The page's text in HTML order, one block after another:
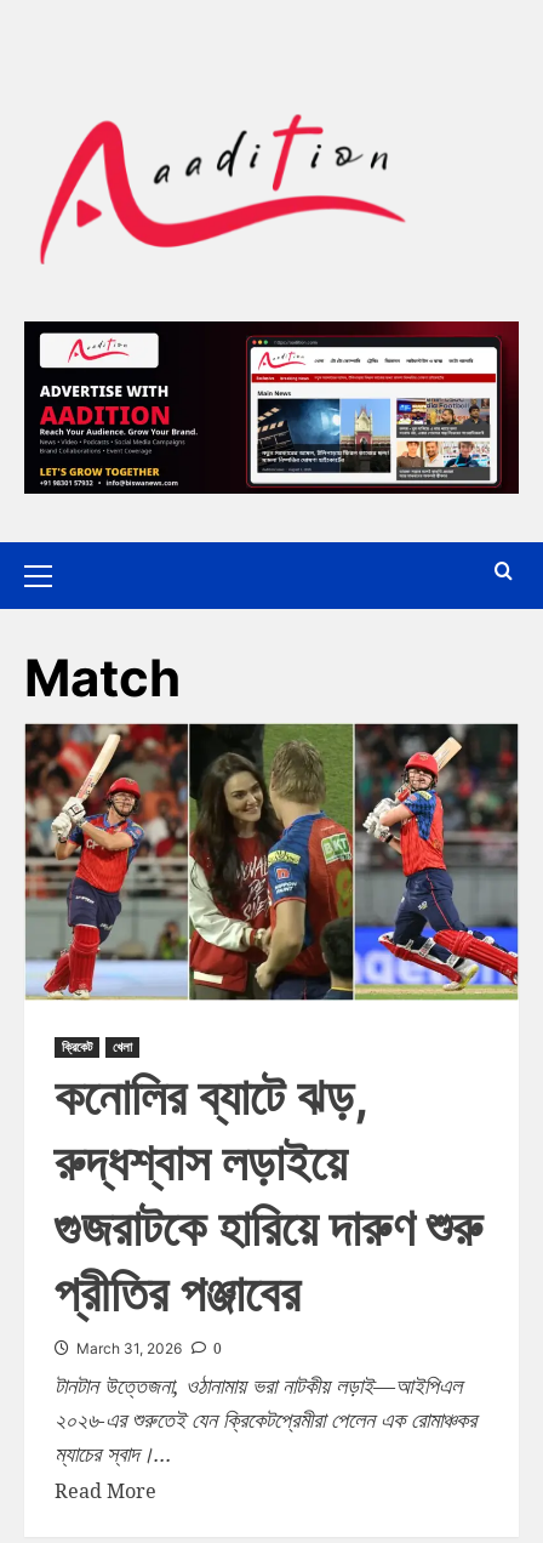
Match
ক্রিকেট খেলা
কনোলির ব্যাটে ঝড়,
রুদ্ধশ্বাস লড়াইয়ে
গুজরাটকে হারিয়ে দারুণ শুরু
প্রীতির পঞ্জাবের
March 31, 2026 0
টানটান উত্তেজনা, ওঠানামায় ভরা নাটকীয় লড়াই—আইপিএল
২০২৬-এর শুরুতেই যেন ক্রিকেটপ্রেমীরা পেলেন এক রোমাঞ্চকর
ম্যাচের স্বাদ।...
Read More